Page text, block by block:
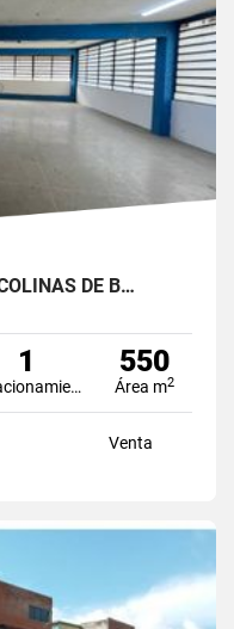
DE B…
1
Estacionamiento
550
Área m2
Venta